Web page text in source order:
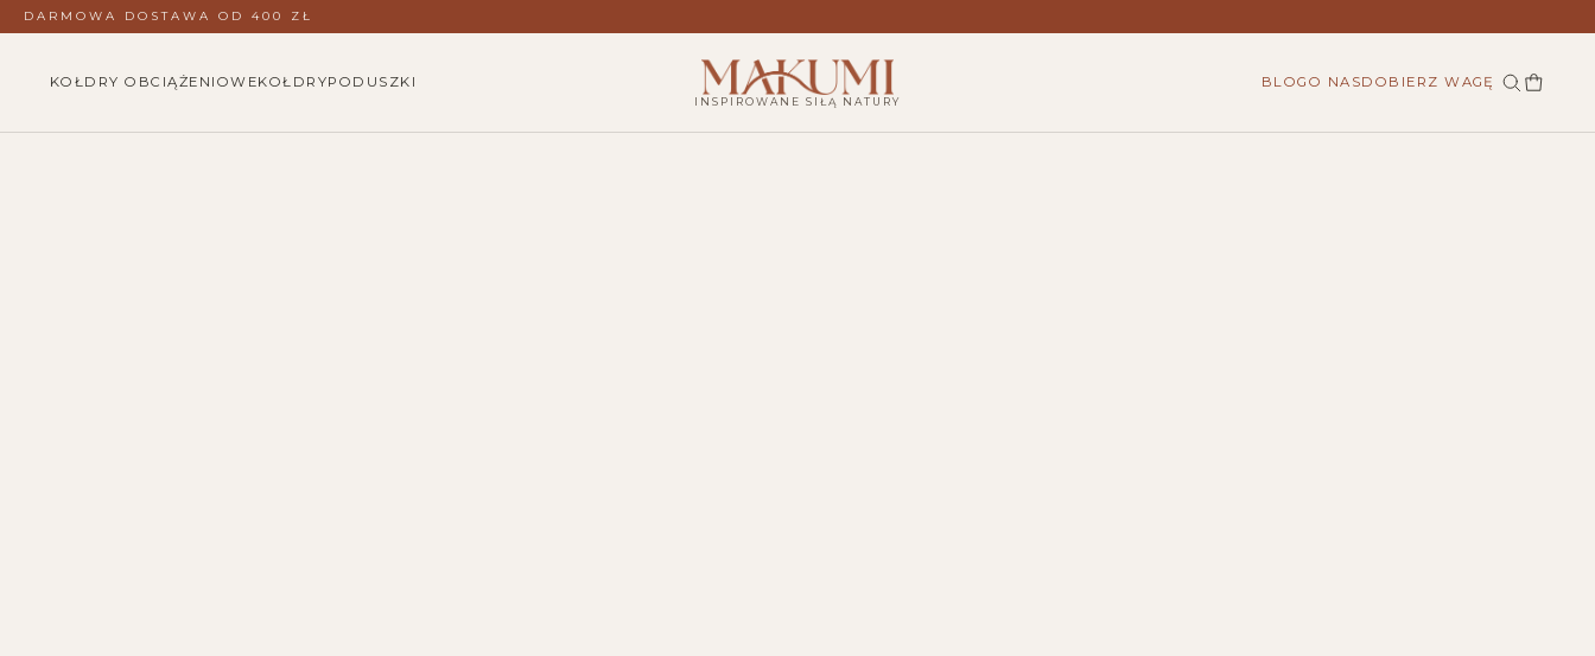
DARMOWA DOSTAWA OD 400 ZŁ
KOŁDRY OBCIĄŻENIOWEKOŁDRYPODUSZKI
INSPIROWANE SIŁĄ NATURY
BLOG O NASDOBIERZ WAGĘ